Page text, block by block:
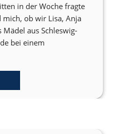
in der Woche fragte
mich, ob wir Lisa, Anja
aus Schleswig-
bei einem